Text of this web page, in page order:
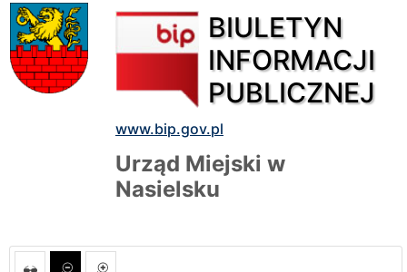
BIULETYN
INFORMACJI
PUBLICZNEJ
www.bip.gov.pl
Urząd Miejski w
Nasielsku